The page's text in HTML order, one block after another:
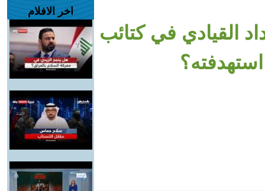
القيادي في كتائب
اخر الافلام